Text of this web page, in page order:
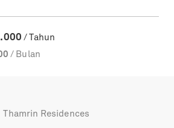
/ Tahun
/ Bulan
Thamrin Residences